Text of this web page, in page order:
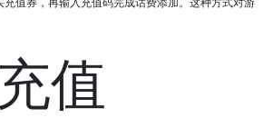
值